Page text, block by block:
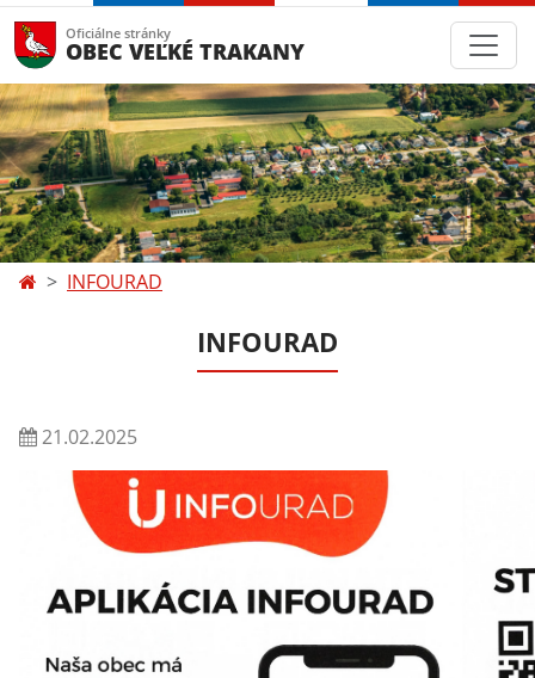
Oficiálne stránky
OBEC VEĽKÉ TRAKANY
INFOURAD
INFOURAD
21.02.2025